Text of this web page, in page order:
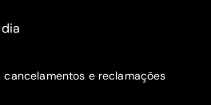
cancelamentos e reclamações